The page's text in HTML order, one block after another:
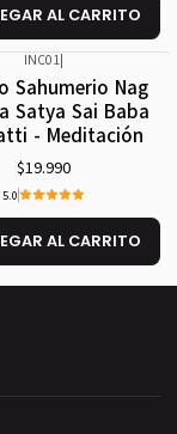
AL CARRITO
INC01|
Sahumerio Nag
Satya Sai Baba
- Meditación
$19.990
5.0
AL CARRITO